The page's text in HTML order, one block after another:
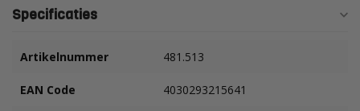
Specificaties
Artikelnummer 481.513
EAN Code 4030293215641